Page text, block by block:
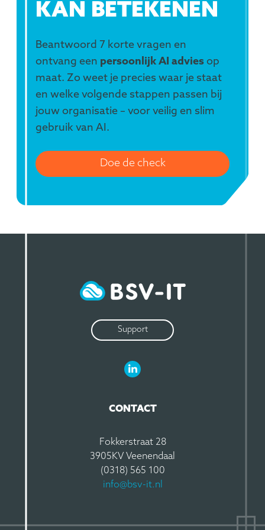
KAN BETEKENEN
Beantwoord 7 korte vragen en
ontvang een persoonlijk AI advies op
maat. Zo weet je precies waar je staat
en welke volgende stappen passen bij
jouw organisatie – voor veilig en slim
gebruik van AI.
Doe de check
Support
CONTACT
Fokkerstraat 28
3905KV Veenendaal
(0318) 565 100
info@bsv-it.nl